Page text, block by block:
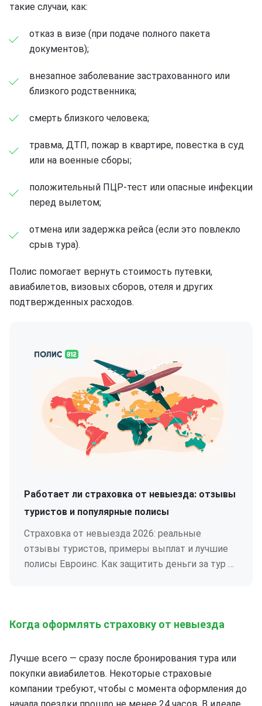
такие случаи, как:
отказ в визе (при подаче полного пакета
документов);
внезапное заболевание застрахованного или
близкого родственника;
смерть близкого человека;
травма, ДТП, пожар в квартире, повестка в суд
или на военные сборы;
положительный ПЦР-тест или опасные инфекции
перед вылетом;
отмена или задержка рейса (если это повлекло
срыв тура).
Полис помогает вернуть стоимость путевки,
авиабилетов, визовых сборов, отеля и других
подтвержденных расходов.
Работает ли страховка от невыезда: отзывы
туристов и популярные полисы
Страховка от невыезда 2026: реальные
отзывы туристов, примеры выплат и лучшие
полисы Евроинс. Как защитить деньги за тур и
Когда оформлять страховку от невыезда
Лучше всего — сразу после бронирования тура или
покупки авиабилетов. Некоторые страховые
компании требуют, чтобы с момента оформления до
начала поездки прошло не менее 24 часов. В идеале